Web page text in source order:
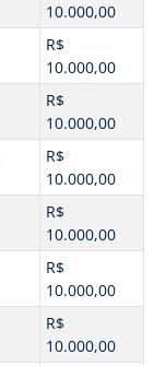
10.000,00
R$
10.000,00
R$
10.000,00
R$
10.000,00
R$
10.000,00
R$
10.000,00
R$
10.000,00